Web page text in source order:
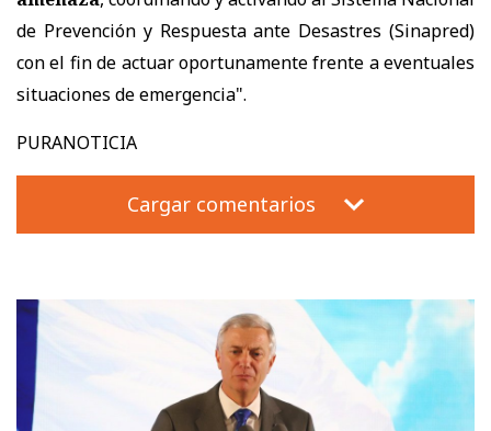
de Prevención y Respuesta ante Desastres (Sinapred)
con el fin de actuar oportunamente frente a eventuales
situaciones de emergencia".
PURANOTICIA
Cargar comentarios